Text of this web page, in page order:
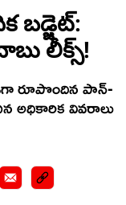
బ‌డ్జెట్‌:
లీక్స్!
రూపొందిన పాన్-
అధికారిక వివరాలు